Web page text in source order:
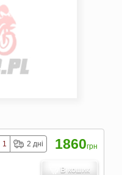
1 2 дні 1860грн
В кошик